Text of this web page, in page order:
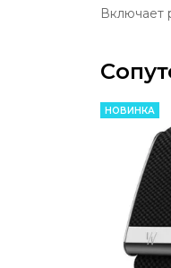
Включает
НОВИНКА